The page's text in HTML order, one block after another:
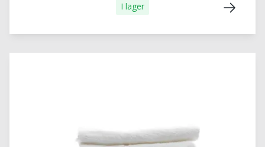
I lager